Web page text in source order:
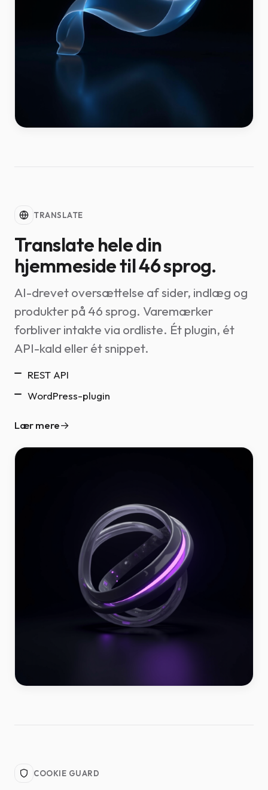
TRANSLATE
Translate hele din
hjemmeside til 46 sprog.
AI-drevet oversættelse af sider, indlæg og
produkter på 46 sprog. Varemærker
forbliver intakte via ordliste. Ét plugin, ét
API-kald eller ét snippet.
REST API
WordPress-plugin
Lær mere
COOKIE GUARD